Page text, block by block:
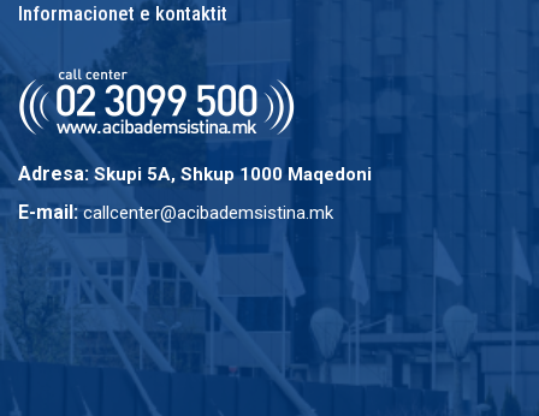
Informacionet e kontaktit
Adresa: Skupi 5A, Shkup 1000 Maqedoni
E-mail: callcenter@acibademsistina.mk